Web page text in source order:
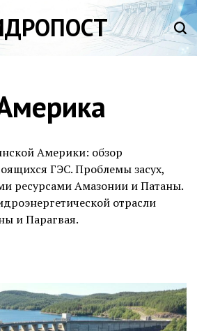
Америки: обзор
ГЭС. Проблемы засух,
ресурсами Амазонии и Патаны.
отрасли
и Парагвая.